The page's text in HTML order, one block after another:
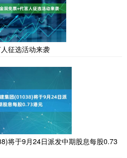
征选活动来袭
将于9月24日派发中期股息每股0.73